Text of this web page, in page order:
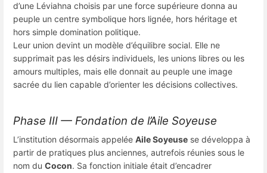
d’une Léviahna choisis par une force supérieure donna au
peuple un centre symbolique hors lignée, hors héritage et
hors simple domination politique.
Leur union devint un modèle d’équilibre social. Elle ne
supprimait pas les désirs individuels, les unions libres ou les
amours multiples, mais elle donnait au peuple une image
sacrée du lien capable d’orienter les décisions collectives.
Phase III — Fondation de l’Aile Soyeuse
L’institution désormais appelée Aile Soyeuse se développa à
partir de pratiques plus anciennes, autrefois réunies sous le
nom du Cocon. Sa fonction initiale était d’encadrer